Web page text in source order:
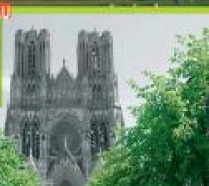
×
VOUS À NOTRE
NEWSLETTER
manquer des informations de
l'Audrr
Votre adresse email